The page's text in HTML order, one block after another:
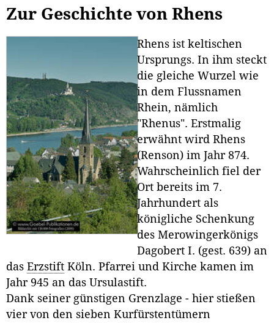
Zur Geschichte von Rhens
Rhens ist keltischen
Ursprungs. In ihm steckt
die gleiche Wurzel wie
in dem Flussnamen
Rhein, nämlich
"Rhenus". Erstmalig
erwähnt wird Rhens
(Renson) im Jahr 874.
Wahrscheinlich fiel der
Ort bereits im 7.
Jahrhundert als
königliche Schenkung
des Merowingerkönigs
Dagobert I. (gest. 639) an
das Erzstift Köln. Pfarrei und Kirche kamen im
Jahr 945 an das Ursulastift.
Dank seiner günstigen Grenzlage - hier stießen
vier von den sieben Kurfürstentümern